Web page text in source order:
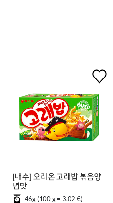
[내수] 오리온 고래밥 볶음양
념맛
46g (100 g = 3,02 €)